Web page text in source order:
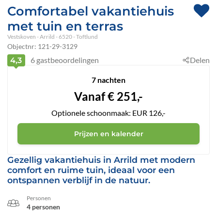
Comfortabel vakantiehuis
met tuin en terras
Vestskoven - Arrild - 6520 - Toftlund
Objectnr: 121-29-3129
Gezellig vakantiehuis in Arrild met modern
comfort en ruime tuin, ideaal voor een
ontspannen verblijf in de natuur.
Personen
4 personen
4,3 6gastbeoordelingen Delen
7 nachten
Vanaf€ 251,-
Optionele schoonmaak: EUR 126,-
Prijzen en kalender